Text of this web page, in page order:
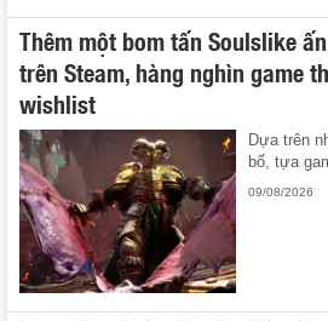
Thêm một bom tấn Soulslike
trên Steam, hàng nghìn game
wishlist
Dựa trên
bố, tựa
09/08/2026